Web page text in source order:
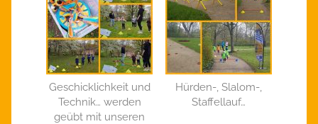
Geschicklichkeit und
Technik… werden
geübt mit unseren
Hürden-, Slalom-,
Staffellauf…